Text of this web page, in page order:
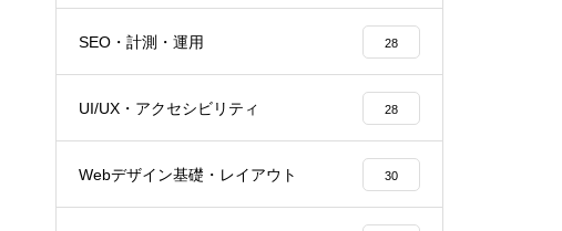
SEO・計測・運用 28
UI/UX・アクセシビリティ 28
Webデザイン基礎・レイアウト 30